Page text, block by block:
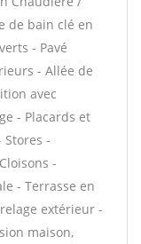
de bain clé en
- Pavé
- Allée de
avec
- Placards et
-
-
- Terrasse en
extérieur -
maison,